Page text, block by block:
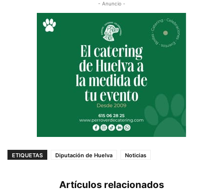
- Anuncio -
ETIQUETAS Diputación de Huelva Noticias
Artículos relacionados